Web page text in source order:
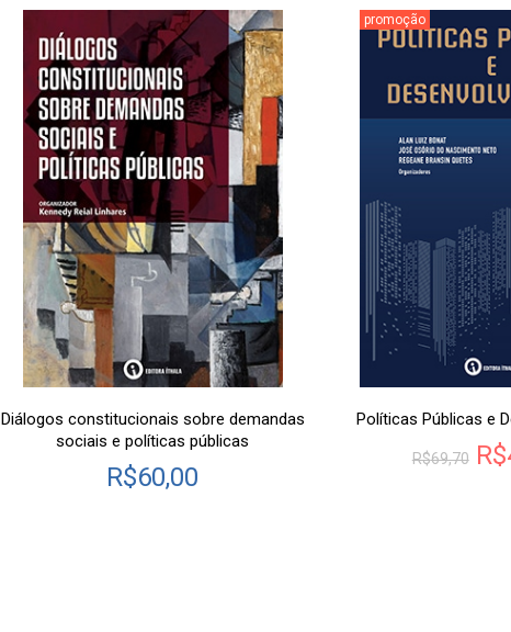
Diálogos constitucionais sobre demandas
sociais e políticas públicas
R$60,00
promoção
Políticas Públicas e
R$69,70 R$